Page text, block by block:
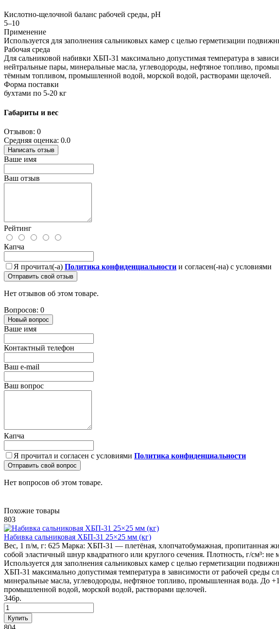
Кислотно-щелочной баланс рабочей среды, pH
5–10
Применение
Используется для заполнения сальниковых камер с целью герметизации
Рабочая среда
Для сальниковой набивки ХБП-31 максимально допустимая температура в
нейтральные пары, минеральные масла, углеводороды, нефтяное топливо,
тёмным топливом, промышленной водой, морской водой, растворами щелочей.
Форма поставки
бухтами по 5-20 кг
Габариты и вес
Отзывов: 0
Средняя оценка: 0.0
Написать отзыв
Ваше имя
Ваш отзыв
Рейтинг
Капча
Я прочитал(-а) Политика конфиденциальности и согласен(-на) с условиями
Отправить свой отзыв
Нет отзывов об этом товаре.
Вопросов: 0
Новый вопрос
Ваше имя
Контактный телефон
Ваш e-mail
Ваш вопрос
Капча
Я прочитал и согласен с условиями Политика конфиденциальности
Отправить свой вопрос
Нет вопросов об этом товаре.
Похожие товары
803
Набивка сальниковая ХБП-31 25×25 мм (кг)
Вес, 1 п/м, г: 625 Марка: ХБП-31 — плетёная, хлопчатобумажная, пропитанная
собой эластичный шнур квадратного или круглого сечения. Плотность, г/см³: не
Используется для заполнения сальниковых камер с целью герметизации
ХБП-31 максимально допустимая температура в зависимости от рабочей
минеральные масла, углеводороды, нефтяное топливо, промышленная вода.
промышленной водой, морской водой, растворами щелочей.
346р.
Купить
804